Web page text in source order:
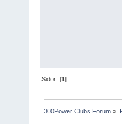
Sidor: [1]
300Power Clubs Forum »